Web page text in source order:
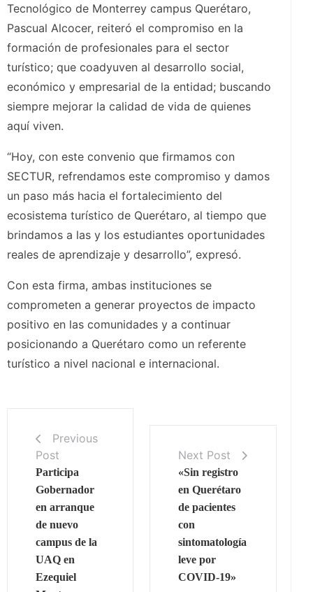
Tecnológico de Monterrey campus Querétaro,
Pascual Alcocer, reiteró el compromiso en la
formación de profesionales para el sector
turístico; que coadyuven al desarrollo social,
económico y empresarial de la entidad; buscando
siempre mejorar la calidad de vida de quienes
aquí viven.
“Hoy, con este convenio que firmamos con
SECTUR, refrendamos este compromiso y damos
un paso más hacia el fortalecimiento del
ecosistema turístico de Querétaro, al tiempo que
brindamos a las y los estudiantes oportunidades
reales de aprendizaje y desarrollo”, expresó.
Con esta firma, ambas instituciones se
comprometen a generar proyectos de impacto
positivo en las comunidades y a continuar
posicionando a Querétaro como un referente
turístico a nivel nacional e internacional.
Previous
Post
Participa
Gobernador
en arranque
de nuevo
campus de la
UAQ en
Ezequiel
Next Post
«Sin registro
en Querétaro
de pacientes
con
sintomatología
leve por
COVID-19»